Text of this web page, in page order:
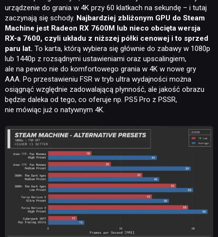
urządzenie do grania w 4K przy 60 klatkach na sekundę – i tutaj
zaczynają się schody. Najbardziej zbliżonym GPU do Steam
Machine jest Radeon RX 7600M lub nieco obcięta wersja
RX-a 7600, czyli układu z niższej półki cenowej i to sprzed
paru lat. To karta, którą wybiera się głównie do zabawy w 1080p
lub 1440p z rozsądnymi ustawieniami oraz upscalingiem,
ale na pewno nie do komfortowego grania w 4K w nowe gry
AAA. Po przestawieniu FSR w tryb ultra wydajności można
osiągnąć względnie zadowalającą płynność, ale jakość obrazu
będzie daleka od tego, co oferuje np. PS5 Pro z PSSR,
nie mówiąc już o natywnym 4K.